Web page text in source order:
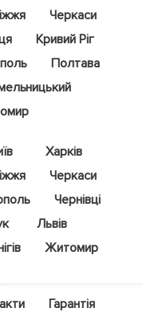
Черкаси
Кривий Ріг
Полтава
Харків
Черкаси
Чернівці
Львів
Житомир
Гарантія